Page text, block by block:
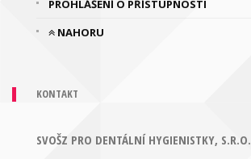
PROHLÁŠENÍ O PŘÍSTUPNOSTI
NAHORU
KONTAKT
SVOŠZ PRO DENTÁLNÍ HYGIENISTKY, S.R.O.